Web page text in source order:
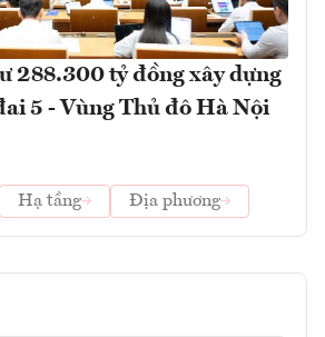
288.300 tỷ đồng xây dựng
5 - Vùng Thủ đô Hà Nội
Hạ tầng Địa phương